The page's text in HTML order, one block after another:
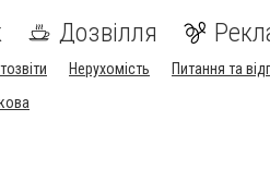
Дозвілля
Нерухомість Питання та